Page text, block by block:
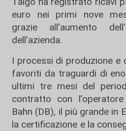
euro nei primi nove
grazie all’aumento
dell’azienda.
I processi di produzione e
favoriti da traguardi di
ultimi tre mesi del
contratto con
Bahn (DB), il più grande in
la certificazione e la